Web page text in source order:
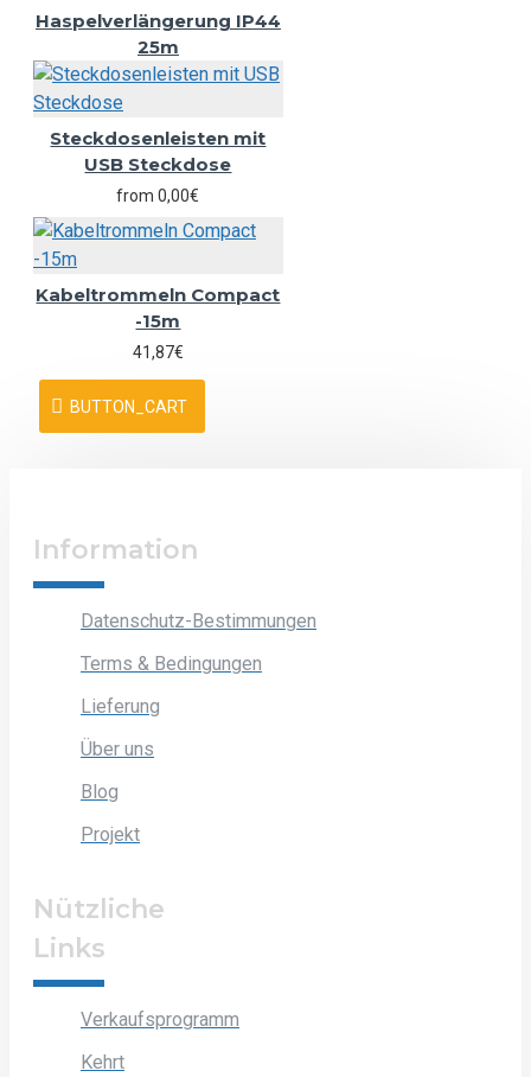
Haspelverlängerung IP44
25m
Steckdosenleisten mit
USB Steckdose
from 0,00€
Kabeltrommeln Compact
-15m
41,87€
BUTTON_CART
Information
Datenschutz-Bestimmungen
Terms & Bedingungen
Lieferung
Über uns
Blog
Projekt
Nützliche
Links
Verkaufsprogramm
Kehrt